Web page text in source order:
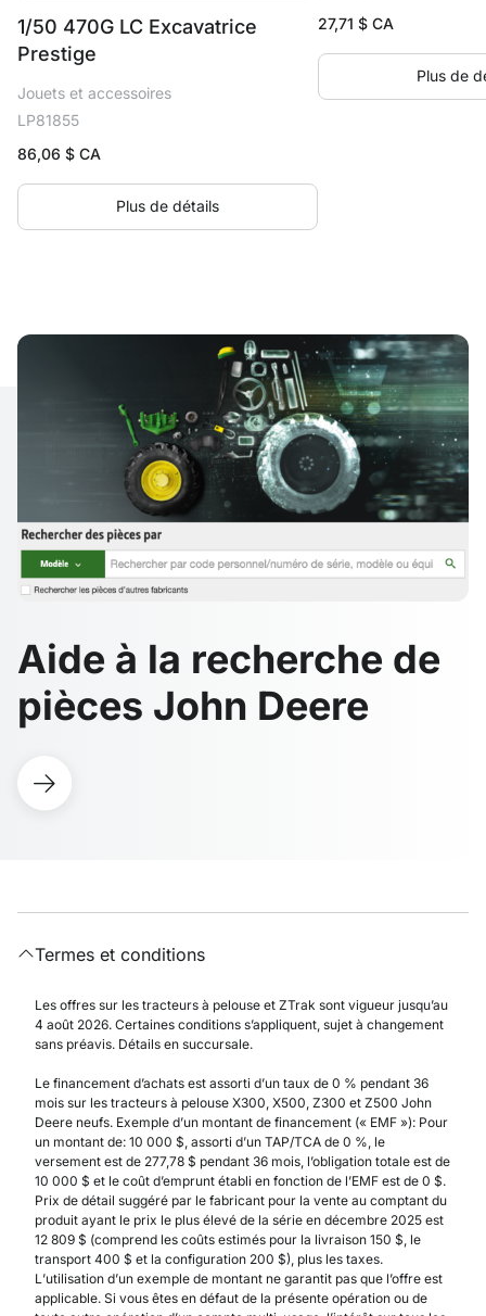
1/50 470G LC Excavatrice
Prestige
Jouets et accessoires
LP81855
86,06 $ CA
Plus de détails
27,71$ CA
Plus de
Aide à la recherche de
pièces John Deere
Termes et conditions
Les offres sur les tracteurs à pelouse et ZTrak sont vigueur jusqu’au
4 août 2026. Certaines conditions s’appliquent, sujet à changement
sans préavis. Détails en succursale.
Le financement d’achats est assorti d’un taux de 0 % pendant 36
mois sur les tracteurs à pelouse X300, X500, Z300 et Z500 John
Deere neufs. Exemple d’un montant de financement (« EMF »): Pour
un montant de: 10 000 $, assorti d’un TAP/TCA de 0 %, le
versement est de 277,78 $ pendant 36 mois, l’obligation totale est de
10 000 $ et le coût d’emprunt établi en fonction de l’EMF est de 0 $.
Prix de détail suggéré par le fabricant pour la vente au comptant du
produit ayant le prix le plus élevé de la série en décembre 2025 est
12 809 $ (comprend les coûts estimés pour la livraison 150 $, le
transport 400 $ et la configuration 200 $), plus les taxes.
L’utilisation d’un exemple de montant ne garantit pas que l’offre est
applicable. Si vous êtes en défaut de la présente opération ou de